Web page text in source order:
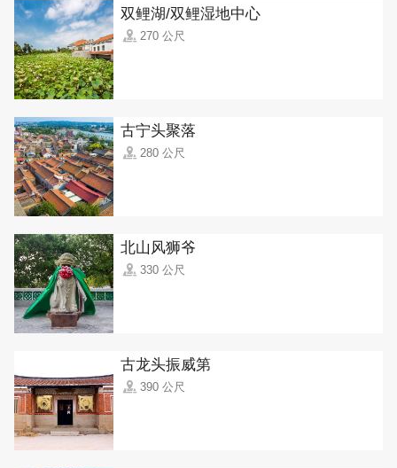
双鲤湖/双鲤湿地中心
270 公尺
古宁头聚落
280 公尺
北山风狮爷
330 公尺
古龙头振威第
390 公尺